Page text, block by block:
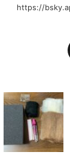
https://